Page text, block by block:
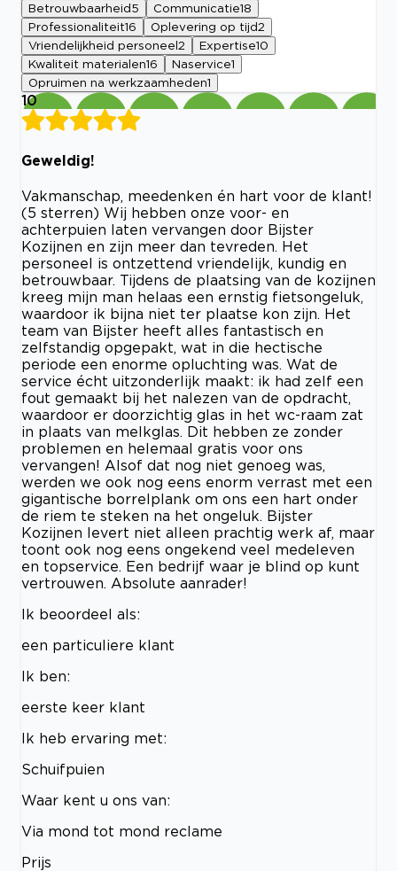
Betrouwbaarheid 5 Communicatie18
Professionaliteit16 Oplevering op tijd2
Vriendelijkheid personeel 2 Expertise10
Kwaliteit materialen16 Naservice1
Opruimen na werkzaamheden1
10
Geweldig!
Vakmanschap, meedenken én hart voor de klant!
(5 sterren) Wij hebben onze voor- en
achterpuien laten vervangen door Bijster
Kozijnen en zijn meer dan tevreden. Het
personeel is ontzettend vriendelijk, kundig en
betrouwbaar. Tijdens de plaatsing van de kozijnen
kreeg mijn man helaas een ernstig fietsongeluk,
waardoor ik bijna niet ter plaatse kon zijn. Het
team van Bijster heeft alles fantastisch en
zelfstandig opgepakt, wat in die hectische
periode een enorme opluchting was. Wat de
service écht uitzonderlijk maakt: ik had zelf een
fout gemaakt bij het nalezen van de opdracht,
waardoor er doorzichtig glas in het wc-raam zat
in plaats van melkglas. Dit hebben ze zonder
problemen en helemaal gratis voor ons
vervangen! Alsof dat nog niet genoeg was,
werden we ook nog eens enorm verrast met een
gigantische borrelplank om ons een hart onder
de riem te steken na het ongeluk. Bijster
Kozijnen levert niet alleen prachtig werk af, maar
toont ook nog eens ongekend veel medeleven
en topservice. Een bedrijf waar je blind op kunt
vertrouwen. Absolute aanrader!
Ik beoordeel als:
een particuliere klant
Ik ben:
eerste keer klant
Ik heb ervaring met:
Schuifpuien
Waar kent u ons van:
Via mond tot mond reclame
Prijs